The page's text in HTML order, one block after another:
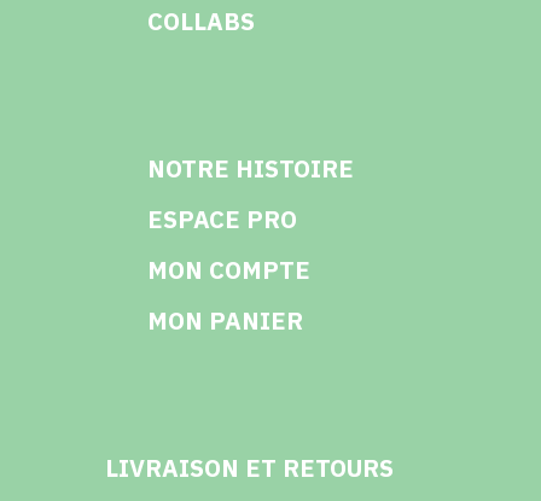
COLLABS
NOTRE HISTOIRE
ESPACE PRO
MON COMPTE
MON PANIER
LIVRAISON ET RETOURS